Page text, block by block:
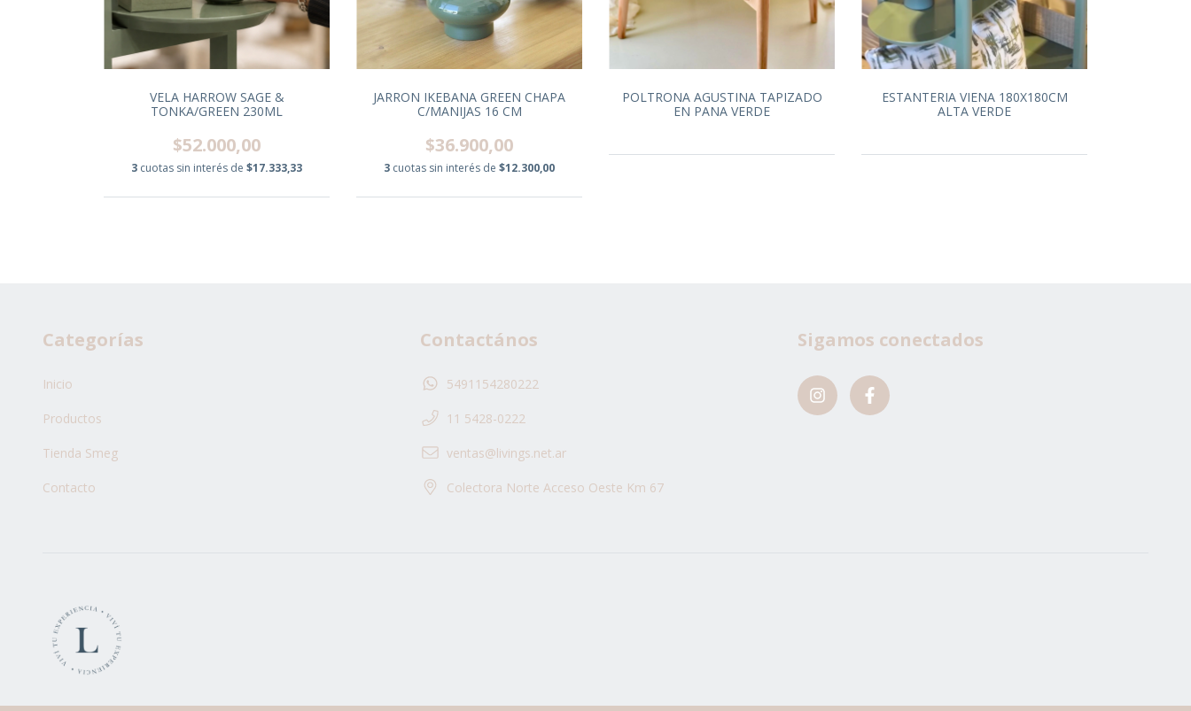
VELA HARROW SAGE &
TONKA/GREEN 230ML
$52.000,00
3 cuotas sin interés de $17.333,33
JARRON IKEBANA GREEN CHAPA
C/MANIJAS 16 CM
$36.900,00
3 cuotas sin interés de $12.300,00
POLTRONA AGUSTINA TAPIZADO
EN PANA VERDE
ESTANTERIA VIENA 180X180CM
ALTA VERDE
Categorías
Inicio
Productos
Tienda Smeg
Contacto
Contactános
5491154280222
11 5428-0222
ventas@livings.net.ar
Colectora Norte Acceso Oeste Km 67
Sigamos conectados